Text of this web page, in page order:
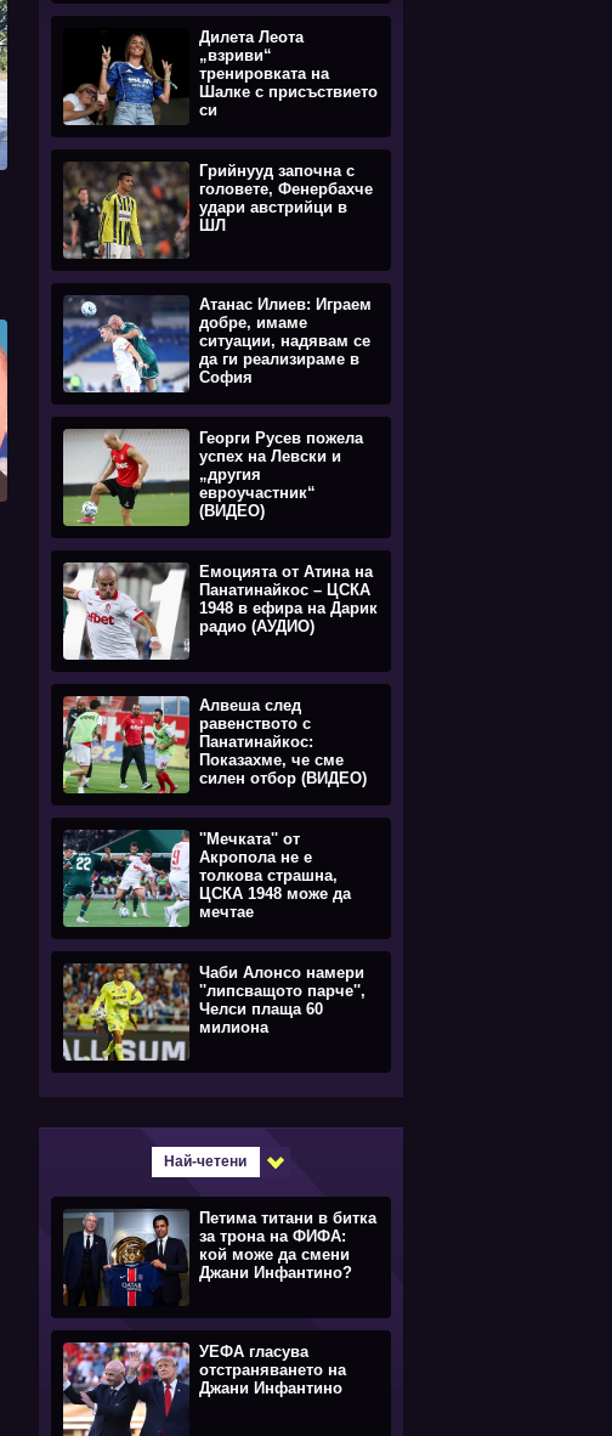
Дилета Леота
„взриви“
тренировката на
Шалке с присъствието
си
Грийнууд започна с
головете, Фенербахче
удари австрийци в
ШЛ
Атанас Илиев: Играем
добре, имаме
ситуации, надявам се
да ги реализираме в
София
Георги Русев пожела
успех на Левски и
„другия
евроучастник“
(ВИДЕО)
Емоцията oт Атина на
Панатинайкос – ЦСКА
1948 в ефира на Дарик
радио (АУДИО)
Алвеша след
равенството с
Панатинайкос:
Показахме, че сме
силен отбор (ВИДЕО)
''Мечката'' от
Акропола не е
толкова страшна,
ЦСКА 1948 може да
мечтае
Чаби Алонсо намери
''липсващото парче'',
Челси плаща 60
милиона
Най-четени
Петима титани в битка
за трона на ФИФА:
кой може да смени
Джани Инфантино?
УЕФА гласува
отстраняването на
Джани Инфантино